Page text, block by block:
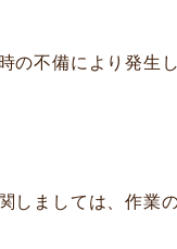
の不備により発生
しましては、作業